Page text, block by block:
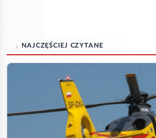
NAJCZĘŚCIEJ CZYTANE